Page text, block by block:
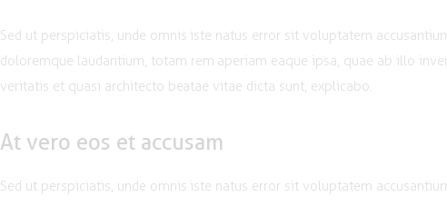
Sed ut perspiciatis, unde omnis iste natus error sit voluptatem
doloremque laudantium, totam rem aperiam eaque ipsa, quae ab illo
veritatis et quasi architecto beatae vitae dicta sunt, explicabo.
At vero eos et accusam
Sed ut perspiciatis, unde omnis iste natus error sit voluptatem